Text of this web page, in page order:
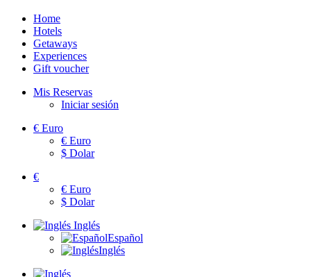
Home
Hotels
Getaways
Experiences
Gift voucher
Mis Reservas
Iniciar sesión
€ Euro
€ Euro
$ Dolar
€
€ Euro
$ Dolar
Inglés
Español
Inglés